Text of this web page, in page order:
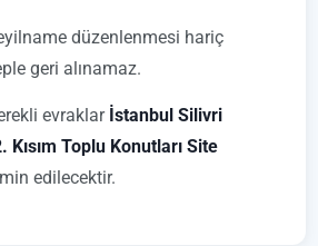
düzenlenmesi hariç
geri alınamaz.
evraklar İstanbul Silivri
Toplu Konutları Site
edilecektir.